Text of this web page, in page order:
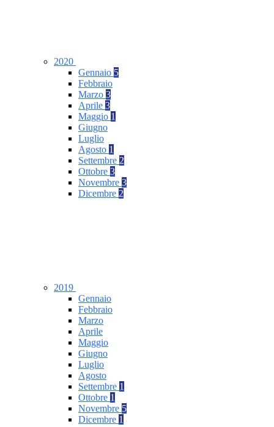
2020
Gennaio 5
Febbraio
Marzo 3
Aprile 3
Maggio 1
Giugno
Luglio
Agosto 1
Settembre 2
Ottobre 3
Novembre 3
Dicembre 2
2019
Gennaio
Febbraio
Marzo
Aprile
Maggio
Giugno
Luglio
Agosto
Settembre 1
Ottobre 1
Novembre 5
Dicembre 1